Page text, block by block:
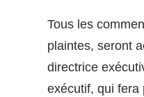
Tous les
plaintes, seront
directrice
exécutif, qui fera